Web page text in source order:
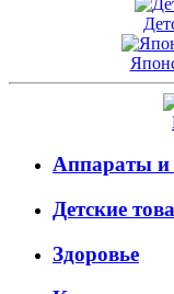
Аппараты и
Детские
Здоровье